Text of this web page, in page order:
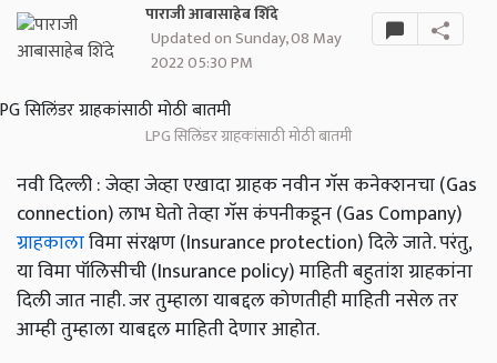
पाराजी आबासाहेब शिंदे
Updated on Sunday, 08 May
2022 05:30 PM
LPG सिलिंडर ग्राहकांसाठी मोठी बातमी
नवी दिल्ली : जेव्हा जेव्हा एखादा ग्राहक नवीन गॅस कनेक्शनचा (Gas
connection) लाभ घेतो तेव्हा गॅस कंपनीकडून (Gas Company)
ग्राहकालाविमा संरक्षण (Insurance protection) दिले जाते. परंतु,
या विमा पॉलिसीची (Insurance policy) माहिती बहुतांश ग्राहकांना
दिली जात नाही. जर तुम्हाला याबद्दल कोणतीही माहिती नसेल तर
आम्ही तुम्हाला याबद्दल माहिती देणार आहोत.